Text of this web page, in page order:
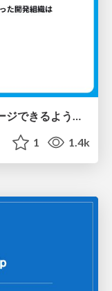
全PRの83%がAIレビューだけでマージできるようになった開発組織はその後どうなったか
1 1.4k